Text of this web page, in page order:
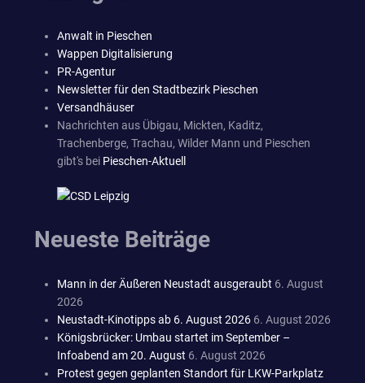
Anwalt in Pieschen
Wappen Digitalisierung
PR-Agentur
Newsletter für den Stadtbezirk Pieschen
Versandhäuser
Nachrichten aus Übigau, Mickten, Kaditz,
Trachenberge, Trachau, Wilder Mann und Pieschen
gibt's bei Pieschen-Aktuell
Neueste Beiträge
Mann in der Äußeren Neustadt ausgeraubt 6. August
2026
Neustadt-Kinotipps ab 6. August 2026 6. August 2026
Königsbrücker: Umbau startet im September –
Infoabend am 20. August 6. August 2026
Protest gegen geplanten Standort für LKW-Parkplatz